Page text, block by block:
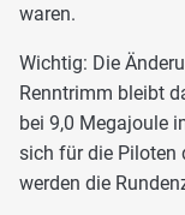
waren.
Wichtig: Die
Renntrimm bleibt
bei 9,0 Megajoule
sich für die Piloten
werden die